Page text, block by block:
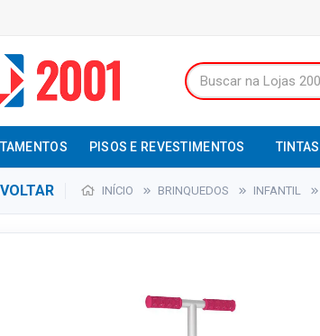
PISOS E REVESTIMENTOS
VOLTAR INÍCIO BRINQUEDOS INFANTIL